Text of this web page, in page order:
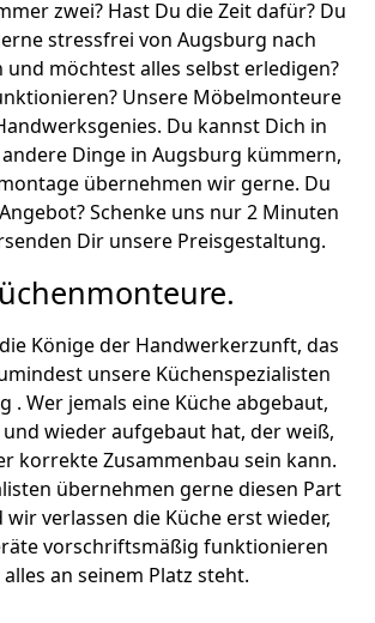
zwei? Hast Du die Zeit dafür? Du
stressfrei von Augsburg nach
und möchtest alles selbst erledigen?
Unsere Möbelmonteure
Du kannst Dich in
Dinge in Augsburg kümmern,
übernehmen wir gerne. Du
Schenke uns nur 2 Minuten
Dir unsere Preisgestaltung.
Könige der Handwerkerzunft, das
unsere Küchenspezialisten
. Wer jemals eine Küche abgebaut,
wieder aufgebaut hat, der weiß,
korrekte Zusammenbau sein kann.
übernehmen gerne diesen Part
verlassen die Küche erst wieder,
vorschriftsmäßig funktionieren
an seinem Platz steht.